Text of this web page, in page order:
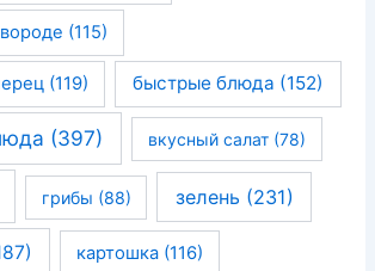
(115)
(119) быстрые блюда (152)
(397) вкусный салат (78)
грибы (88) зелень (231)
картошка (116)